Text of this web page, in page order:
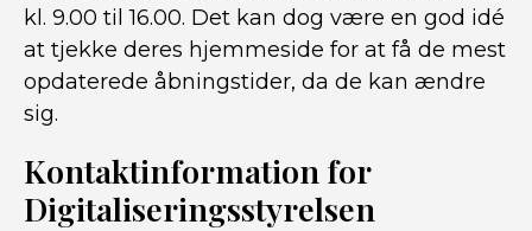
kl. 9.00 til 16.00. Det kan dog være en god idé
at tjekke deres hjemmeside for at få de mest
opdaterede åbningstider, da de kan ændre
sig.
Kontaktinformation for
Digitaliseringsstyrelsen